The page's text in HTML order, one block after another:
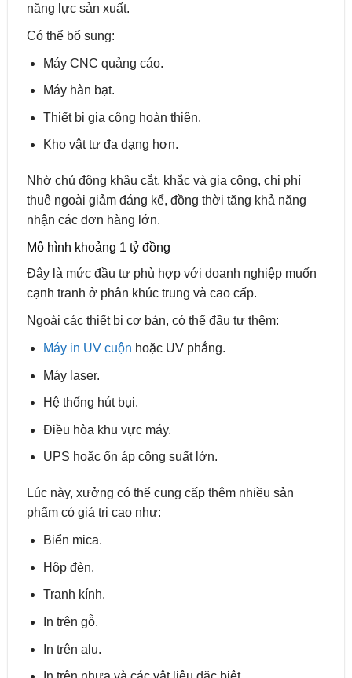
năng lực sản xuất.
Có thể bổ sung:
Máy CNC quảng cáo.
Máy hàn bạt.
Thiết bị gia công hoàn thiện.
Kho vật tư đa dạng hơn.
Nhờ chủ động khâu cắt, khắc và gia công, chi phí
thuê ngoài giảm đáng kể, đồng thời tăng khả năng
nhận các đơn hàng lớn.
Mô hình khoảng 1 tỷ đồng
Đây là mức đầu tư phù hợp với doanh nghiệp muốn
cạnh tranh ở phân khúc trung và cao cấp.
Ngoài các thiết bị cơ bản, có thể đầu tư thêm:
Máy in UV cuộn hoặc UV phẳng.
Máy laser.
Hệ thống hút bụi.
Điều hòa khu vực máy.
UPS hoặc ổn áp công suất lớn.
Lúc này, xưởng có thể cung cấp thêm nhiều sản
phẩm có giá trị cao như:
Biển mica.
Hộp đèn.
Tranh kính.
In trên gỗ.
In trên alu.